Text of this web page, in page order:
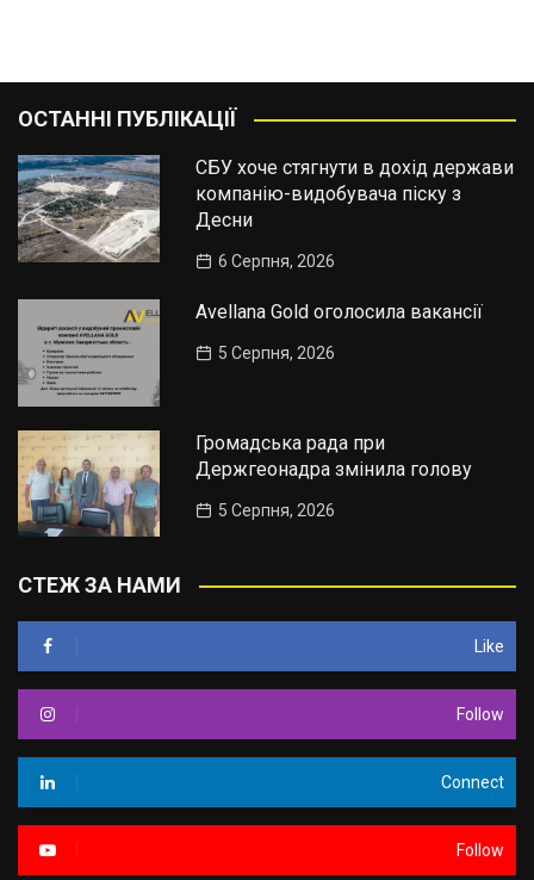
ОСТАННІ ПУБЛІКАЦІЇ
СБУ хоче стягнути в дохід держави
компанію-видобувача піску з
Десни
6 Серпня, 2026
Avellana Gold оголосила вакансії
5 Серпня, 2026
Громадська рада при
Держгеонадра змінила голову
5 Серпня, 2026
СТЕЖ ЗА НАМИ
Like
Follow
Connect
Follow